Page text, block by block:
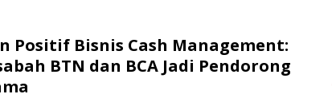
Positif Bisnis Cash Management:
BTN dan BCA Jadi Pendorong